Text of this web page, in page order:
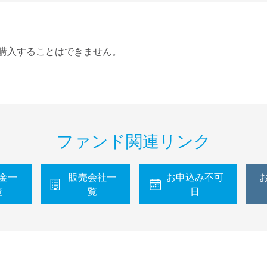
することはできません。
ファンド関連リンク
一
販売会社一
覧
お申込み不可
日